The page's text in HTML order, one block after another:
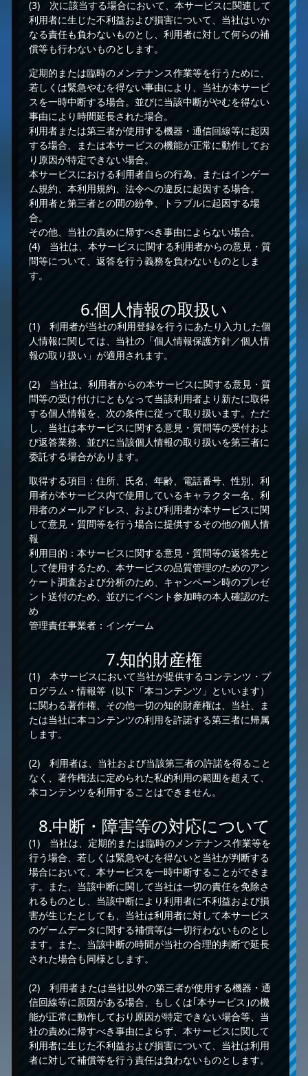
(3) 次に該当する場合において、本サービスに関連して
利用者に生じた不利益および損害について、当社はいか
なる責任も負わないものとし、利用者に対して何らの補
償等も行わないものとします。
定期的または臨時のメンテナンス作業等を行うために、
若しくは緊急やむを得ない事由により、当社が本サービ
スを一時中断する場合。並びに当該中断がやむを得ない
事由により時間延長された場合。
利用者または第三者が使用する機器・通信回線等に起因
する場合、または本サービスの機能が正常に動作してお
り原因が特定できない場合。
本サービスにおける利用者自らの行為、またはインゲー
ム規約、本利用規約、法令への違反に起因する場合。
利用者と第三者との間の紛争、トラブルに起因する場
合。
その他、当社の責めに帰すべき事由によらない場合。
(4) 当社は、本サービスに関する利用者からの意見・質
問等について、返答を行う義務を負わないものとしま
す。
6.個人情報の取扱い
(1) 利用者が当社の利用登録を行うにあたり入力した個
人情報に関しては、当社の「個人情報保護方針／個人情
報の取り扱い」が適用されます。
(2) 当社は、利用者からの本サービスに関する意見・質
問等の受け付けにともなって当該利用者より新たに取得
する個人情報を、次の条件に従って取り扱います。ただ
し、当社は本サービスに関する意見・質問等の受付およ
び返答業務、並びに当該個人情報の取り扱いを第三者に
委託する場合があります。
取得する項目：住所、氏名、年齢、電話番号、性別、利
用者が本サービス内で使用しているキャラクター名、利
用者のメールアドレス、および利用者が本サービスに関
して意見・質問等を行う場合に提供するその他の個人情
報
利用目的：本サービスに関する意見・質問等の返答先と
して使用するため、本サービスの品質管理のためのアン
ケート調査および分析のため、キャンペーン時のプレゼ
ント送付のため、並びにイベント参加時の本人確認のた
め
管理責任事業者：インゲーム
7.知的財産権
(1) 本サービスにおいて当社が提供するコンテンツ・プ
ログラム・情報等（以下「本コンテンツ」といいます）
に関わる著作権、その他一切の知的財産権は、当社、ま
たは当社に本コンテンツの利用を許諾する第三者に帰属
します。
(2) 利用者は、当社および当該第三者の許諾を得ること
なく、著作権法に定められた私的利用の範囲を超えて、
本コンテンツを利用することはできません。
8.中断・障害等の対応について
(1) 当社は、定期的または臨時のメンテナンス作業等を
行う場合、若しくは緊急やむを得ないと当社が判断する
場合において、本サービスを一時中断することができま
す。また、当該中断に関して当社は一切の責任を免除さ
れるものとし、当該中断により利用者に不利益および損
害が生じたとしても、当社は利用者に対して本サービス
のゲームデータに関する補償等は一切行わないものとし
ます。また、当該中断の時間が当社の合理的判断で延長
された場合も同様とします。
(2) 利用者または当社以外の第三者が使用する機器・通
信回線等に原因がある場合、もしくは｢本サービス｣の機
能が正常に動作しており原因が特定できない場合等、当
社の責めに帰すべき事由によらず、本サービスに関して
利用者に生じた不利益および損害について、当社は利用
者に対して補償等を行う責任は負わないものとします。